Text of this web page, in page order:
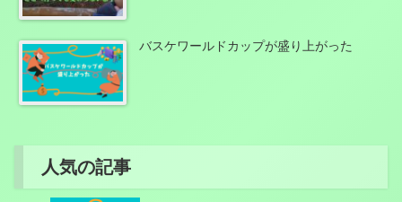
バスケワールドカップが盛り上がった
人気の記事